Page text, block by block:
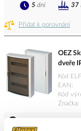
Přidat k porovnání
5 dní 37
OEZ
dveře
Kód
EAN
Kód
Značka